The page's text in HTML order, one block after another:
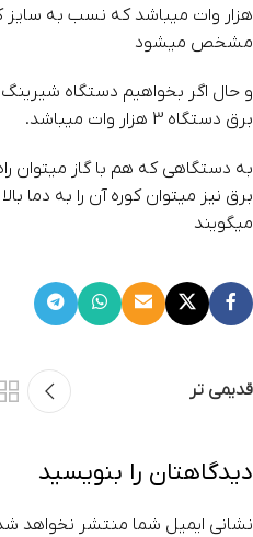
هزار وات میباشد که نسب به
مشخص میشود
و حال اگر بخواهیم دستگاه شیرینگ
برق دستگاه 3 هزار وات میباشد.
به دستگاهی که هم با گاز میتوان
برق نیز میتوان کوره آن را به دما
میگویند
قدیمی تر
دیدگاهتان را بنویسید
نشانی ایمیل شما منتشر نخواهد